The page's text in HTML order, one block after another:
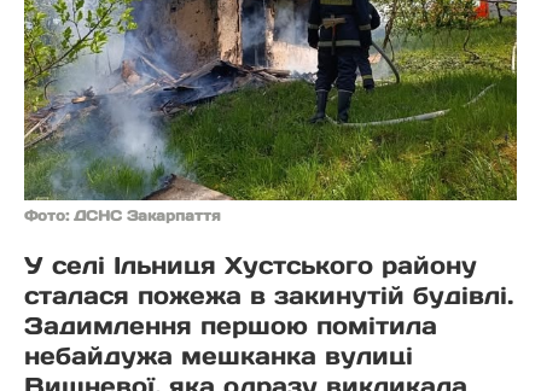
Фото: ДСНС Закарпаття
У селі Ільниця Хустського району
сталася пожежа в закинутій будівлі.
Задимлення першою помітила
небайдужа мешканка вулиці